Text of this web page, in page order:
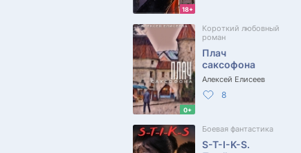
18+
0+
Короткий любовный
роман
Плач
саксофона
Алексей Елисеев
8
Боевая фантастика
S-T-I-K-S.